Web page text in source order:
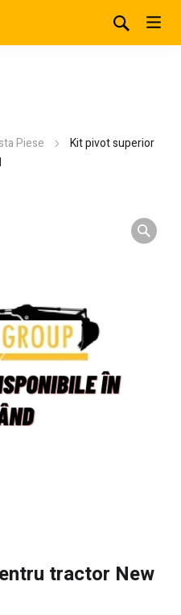
Piese
Kit pivot superior
tractor New